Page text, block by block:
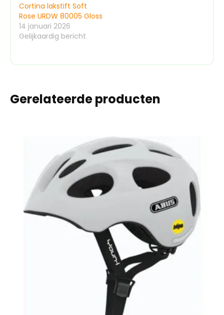
Cortina lakstift Soft
Rose URDW 80005 Gloss
14 januari 2026
Gelijkaardig bericht
Gerelateerde producten